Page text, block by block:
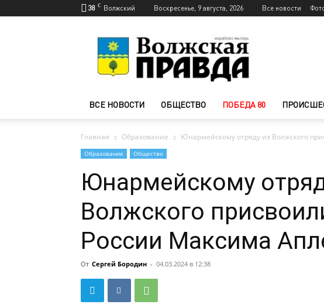
38 C Волжский Воскресенье, 9 августа, 2026 Все новости
Волжского
—
Волжская
ВСЕ НОВОСТИ ОБЩЕСТВО ПОБЕДА 80
Главная Образование Юнармейскому отряду из Волжского
Образование Общество
Юнармейскому
Волжского
России Максима
От Сергей Бородин - 04.03.2024 в 12:38